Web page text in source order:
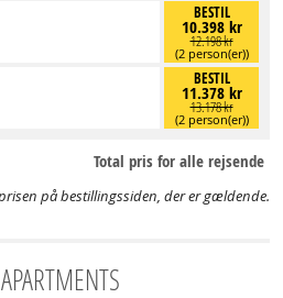
BESTIL
10.398 kr
12.198 kr
(2 person(er))
BESTIL
11.378 kr
13.178 kr
(2 person(er))
Total pris for alle rejsende
på bestillingssiden, der er gældende.